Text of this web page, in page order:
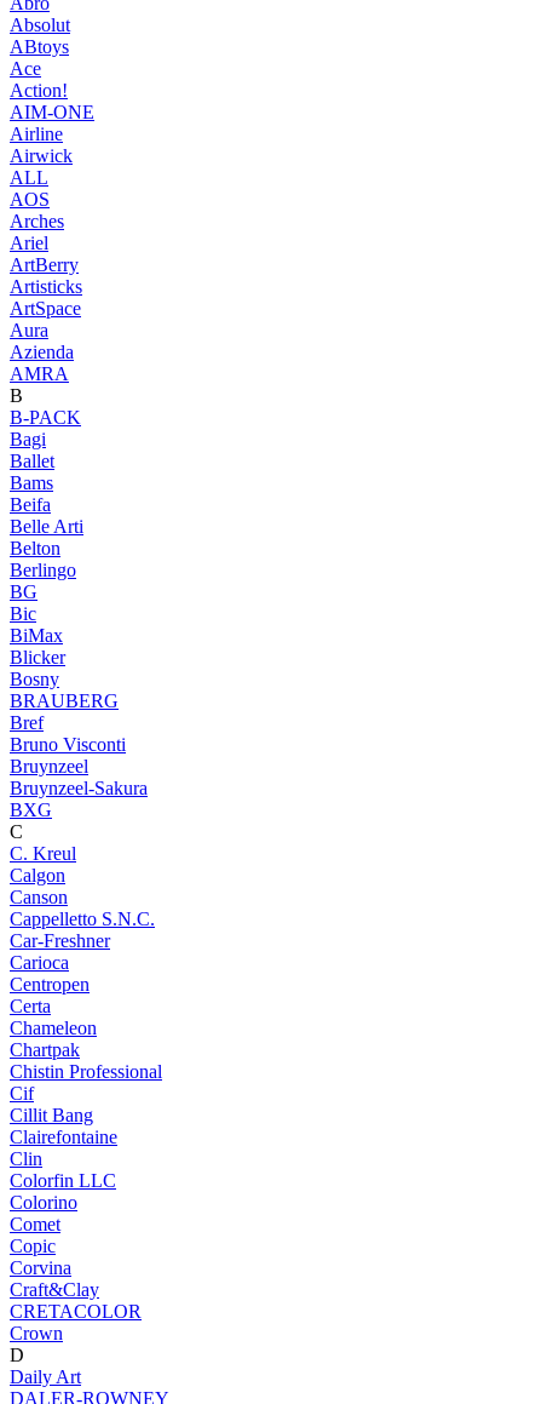
Absolut
ABtoys
Ace
Action!
AIM-ONE
Airline
Airwick
ALL
AOS
Arches
Ariel
ArtBerry
Artisticks
ArtSpace
Aura
Azienda
AМRA
B
B-PACK
Bagi
Ballet
Bams
Beifa
Belle Arti
Belton
Berlingo
BG
Bic
BiMax
Blicker
Bosny
BRAUBERG
Bref
Bruno Visconti
Bruynzeel
Bruynzeel-Sakura
BXG
C
C. Kreul
Calgon
Canson
Cappelletto S.N.C.
Car-Freshner
Carioca
Centropen
Certa
Chameleon
Chartpak
Chistin Professional
Cif
Cillit Bang
Clairefontaine
Clin
Colorfin LLC
Colorino
Comet
Copic
Corvina
Craft&Clay
CRETACOLOR
Crown
D
Daily Art
DALER-ROWNEY